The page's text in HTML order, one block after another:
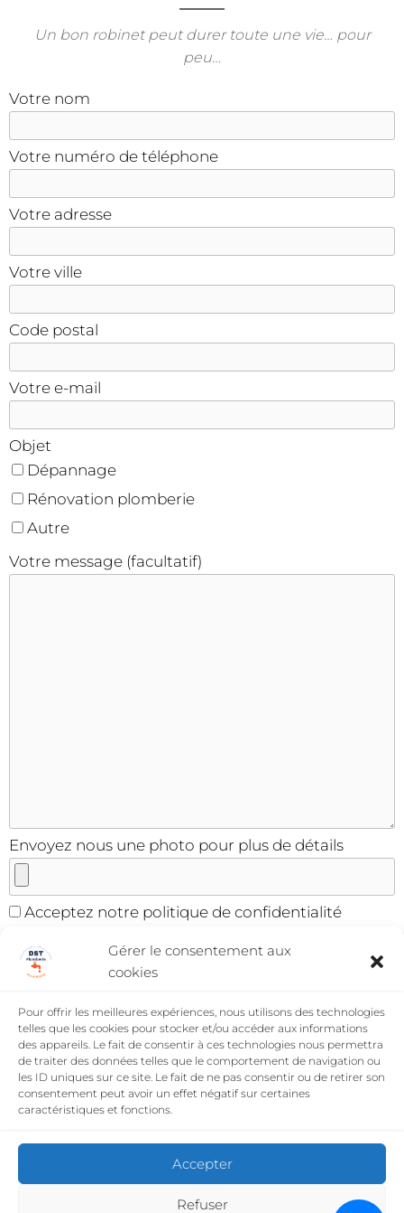
Gérer le consentement aux
cookies
Pour offrir les meilleures expériences, nous utilisons des technologies
telles que les cookies pour stocker et/ou accéder aux informations
des appareils. Le fait de consentir à ces technologies nous permettra
de traiter des données telles que le comportement de navigation ou
les ID uniques sur ce site. Le fait de ne pas consentir ou de retirer son
consentement peut avoir un effet négatif sur certaines
caractéristiques et fonctions.
Accepter
Refuser
Un bon robinet peut durer toute une vie… pour
peu…
Votre nom
Votre numéro de téléphone
Votre adresse
Votre ville
Code postal
Votre e-mail
Objet
Dépannage
Rénovation plomberie
Autre
Votre message (facultatif)
Envoyez nous une photo pour plus de détails
Acceptez notre politique de confidentialité
InfogreffeSIRET
Assurance décennaleQBE FRANCE N°
008527512968
2023 Tout droit réservé DST Plomberie